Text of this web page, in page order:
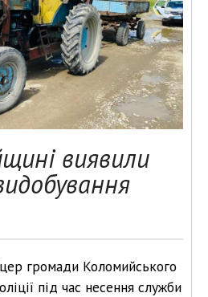
виявили
громади Коломийського
під час несення служби